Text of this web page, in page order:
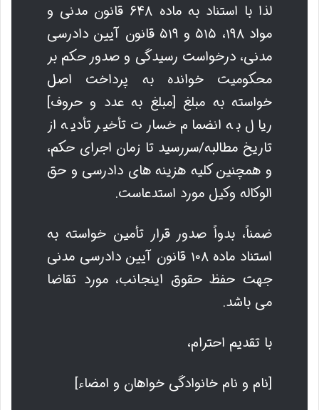
لذا با استناد به ماده ۶۴۸ قانون مدنی و
مواد ۱۹۸، ۵۱۵ و ۵۱۹ قانون آیین دادرسی
مدنی، درخواست رسیدگی و صدور حکم بر
محکومیت خوانده به پرداخت اصل
خواسته به مبلغ [مبلغ به عدد و حروف]
ریال به انضمام خسارت تأخیر تأدیه از
تاریخ مطالبه/سررسید تا زمان اجرای حکم،
و همچنین کلیه هزینه های دادرسی و حق
الوکاله وکیل مورد استدعاست.
ضمناً، بدواً صدور قرار تأمین خواسته به
استناد ماده ۱۰۸ قانون آیین دادرسی مدنی
جهت حفظ حقوق اینجانب، مورد تقاضا
می باشد.
با تقدیم احترام،
[نام و نام خانوادگی خواهان و امضاء]